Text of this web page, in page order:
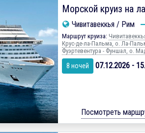
Морской круиз на
Чивитавеккья / Рим
Маршрут круиза:
Крус-де-ла-Пальма, о. Ла-
Фуэртевентура - Фуншал, о.
8 ночей 07.12.2026 -
Посмотреть